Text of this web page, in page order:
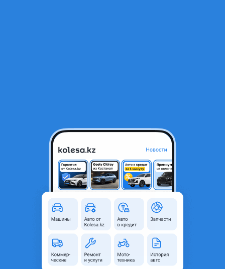
Передний Суппорта Лансер 10 Асикс Оутландер
Алматы, Алматинская
область
Б/y
Оригинальность
Оригинал